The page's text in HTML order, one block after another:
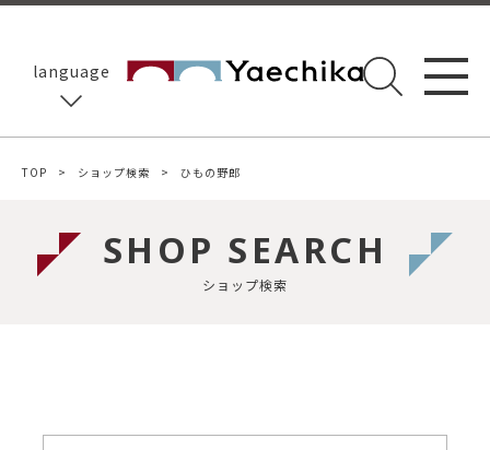
language
TOP ショップ検索 ひもの野郎
SHOP SEARCH
ショップ検索